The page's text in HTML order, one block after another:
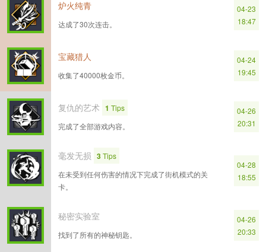
炉火纯青
达成了30次连击。
04-23
18:47
宝藏猎人
收集了40000枚金币。
04-24
19:45
复仇的艺术 1 Tips
完成了全部游戏内容。
04-26
20:31
毫发无损 3Tips
在未受到任何伤害的情况下完成了街机模式的关
卡。
04-28
18:55
秘密实验室
找到了所有的神秘钥匙。
04-26
20:33